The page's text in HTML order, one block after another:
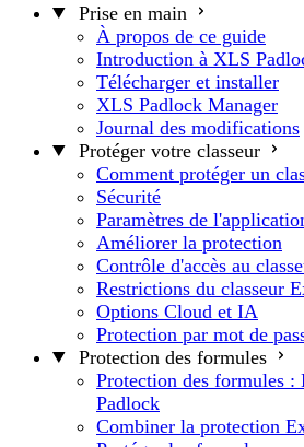
Prise en main
À propos de ce guide
Introduction à XLS
Télécharger et installer
XLS Padlock Manager
Journal des modifications
Protéger votre classeur
Comment protéger un
Sécurité
Paramètres de
Améliorer la protection
Contrôle d'accès au
Restrictions du classeur
Options Cloud et IA
Protection par mot de
Protection des formules
Protection des formules :
Padlock
Combiner la protection